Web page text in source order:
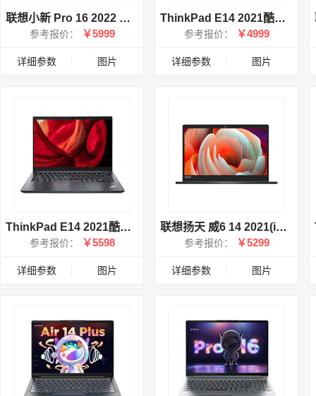
联想小新 Pro 16 2022 酷睿版(i7 12700H/16GB/512GB/集显)
参考报价： ￥5999
详细参数 图片
ThinkPad E14 2021酷睿版(i5 1135G7/16GB/512GB/集显/银色)
参考报价： ￥4999
详细参数 图片
ThinkPad E14 2021酷睿版(i5 1135G7/8GB/512GB/集显/黑色)
参考报价： ￥5598
详细参数 图片
联想扬天 威6 14 2021(i5 1135G7/8GB/256GB/集显)
参考报价： ￥5299
详细参数 图片